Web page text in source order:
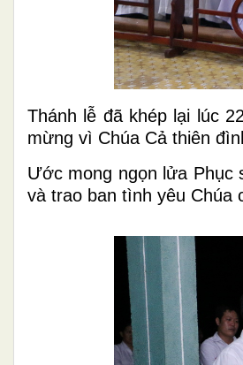
Thánh lễ đã khép lại lúc
mừng vì Chúa Cả thiên
Ước mong ngọn lửa Phục
và trao ban tình yêu Chúa